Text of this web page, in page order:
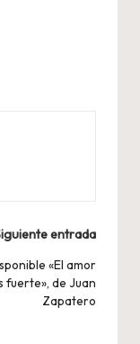
entrada
«El amor
fuerte», de Juan
Zapatero